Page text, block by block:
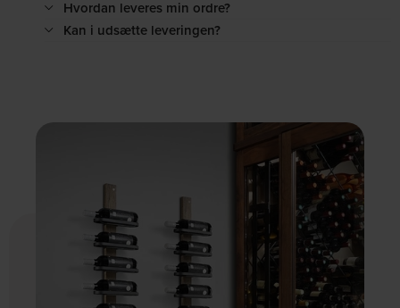
Hvordan leveres min ordre?
Kan i udsætte leveringen?